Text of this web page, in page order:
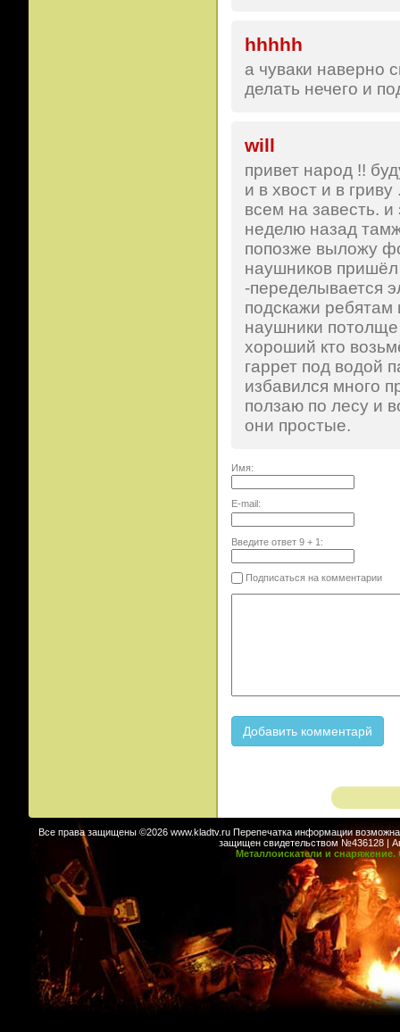
hhhhh
а чуваки наверно
делать нечего и
will
привет народ !!
и в хвост и в
всем на завесть.
неделю назад
попозже выложу
наушников пришёл
-переделывается
подскажи
наушники потолще
хороший кто
гаррет под водой
избавился много
ползаю по лесу и
они простые.
Имя:
E-mail:
Введите ответ 9+ 1 :
Подписаться на комментарии
Все права защищены ©2026 www.kladtv.ru Перепечатка информации возможна
защищен свидетельством №436128 |
Металлоискатели и